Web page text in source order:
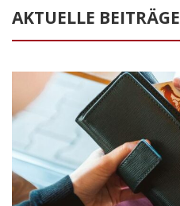
AKTUELLE BEITRÄGE